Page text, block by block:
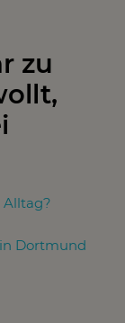
zu
Alltag?
in Dortmund